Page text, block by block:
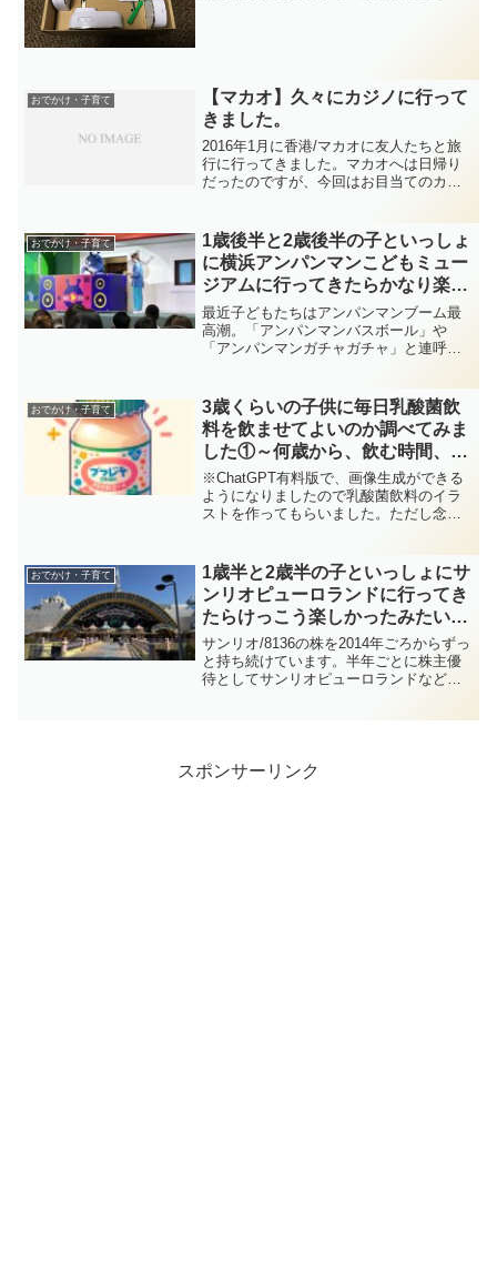
おでかけ・子育て
【マカオ】久々にカジノに行って
きました。
2016年1月に香港/マカオに友人たちと旅
行に行ってきました。マカオへは日帰り
だったのですが、今回はお目当てのカジ
ましたので、ちょっぴり自慢込みでつら
つらと記載します。...
おでかけ・子育て
1歳後半と2歳後半の子といっしょ
に横浜アンパンマンこどもミュー
ジアムに行ってきたらかなり楽し
かったみたいです～渋滞と駐車場
代にご注意～
最近子どもたちはアンパンマンブーム最
高潮。「アンパンマンバスボール」や
「アンパンマンガチャガチャ」と連呼
ンパンマンこどもミュージアムに行って
きました。・横浜アンパンマン...
おでかけ・子育て
3歳くらいの子供に毎日乳酸菌飲
料を飲ませてよいのか調べてみま
した①～何歳から、飲む時間、血
糖値スパイク～
※ChatGPT有料版で、画像生成ができる
ようになりましたので乳酸菌飲料のイラ
ストを作ってもらいました。ただし念の
っこう大人になるまでヤクルトを毎朝飲
んで育ってきました...
おでかけ・子育て
1歳半と2歳半の子といっしょにサ
ンリオピューロランドに行ってき
たらけっこう楽しかったみたいで
す～株主優待券利用～
サンリオ/8136の株を2014年ごろからずっ
と持ち続けています。半年ごとに株主優
待としてサンリオピューロランドなどの
スポンサーリンク